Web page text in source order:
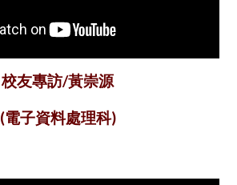
校友專訪/黃崇源
(電子資料處理科)